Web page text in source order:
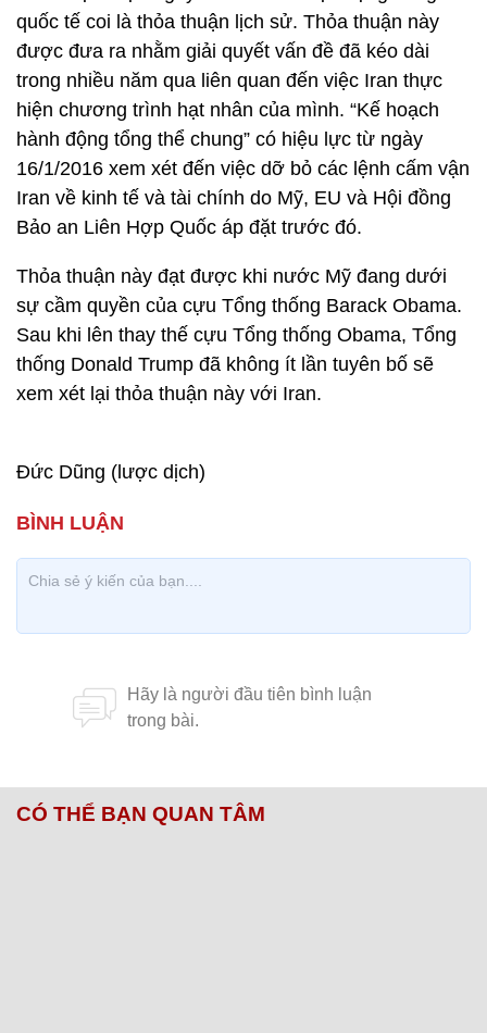
quốc tế coi là thỏa thuận lịch sử. Thỏa thuận này
được đưa ra nhằm giải quyết vấn đề đã kéo dài
trong nhiều năm qua liên quan đến việc Iran thực
hiện chương trình hạt nhân của mình. “Kế hoạch
hành động tổng thể chung” có hiệu lực từ ngày
16/1/2016 xem xét đến việc dỡ bỏ các lệnh cấm vận
Iran về kinh tế và tài chính do Mỹ, EU và Hội đồng
Bảo an Liên Hợp Quốc áp đặt trước đó.
Thỏa thuận này đạt được khi nước Mỹ đang dưới
sự cầm quyền của cựu Tổng thống Barack Obama.
Sau khi lên thay thế cựu Tổng thống Obama, Tổng
thống Donald Trump đã không ít lần tuyên bố sẽ
xem xét lại thỏa thuận này với Iran.
Đức Dũng (lược dịch)
CÓ THỂ BẠN QUAN TÂM